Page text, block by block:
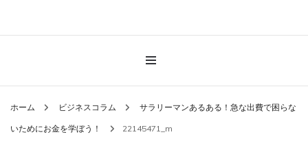
ホーム ビジネスコラム サラリーマンあるある！急な出費で困らな
いためにお金を学ぼう！ 22145471_m